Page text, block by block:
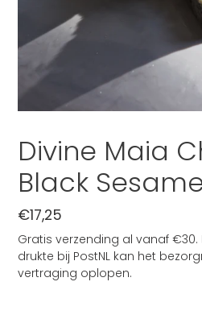
Divine Maia
Black
Normale
prijs
€17,25
Gratis verzending al vanaf
drukte bij PostNL kan het
vertraging oplopen.